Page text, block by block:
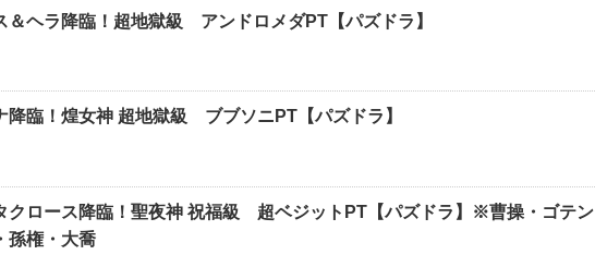
＆ヘラ降臨！超地獄級 アンドロメダPT【パズドラ】
降臨！煌女神 超地獄級 ブブソニPT【パズドラ】
クロース降臨！聖夜神 祝福級 超ベジットPT【パズドラ】※曹操・ゴテン
孫権・大喬